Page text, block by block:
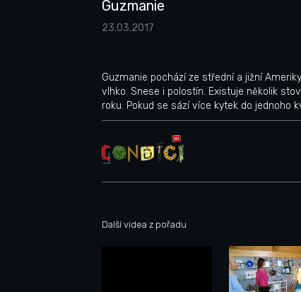
Guzmanie
23.03.2017
Guzmanie pochází ze střední a jižní
vlhko. Snese i polostín. Existuje několik
roku. Pokud se sází více kytek do jednoho
Další videa z pořadu